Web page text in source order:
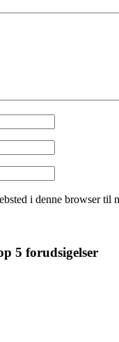
i denne browser til
5 forudsigelser